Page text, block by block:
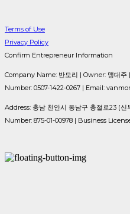
Terms of Use
Privacy Policy
Confirm Entrepreneur Information
Company Name: 반모리 | Owner: 맹대
Number: 0507-1422-0267 | Email:
Address: 충남 천안시 동남구 충절로23 (
Number: 875-01-00978 | Business